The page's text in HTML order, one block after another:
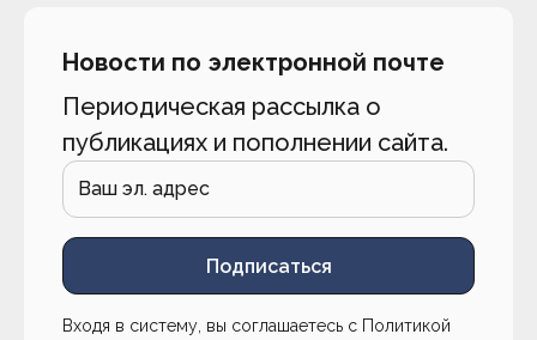
Новости по электронной почте
Периодическая рассылка о
публикациях и пополнении сайта.
Подписаться
Входя в систему, вы соглашаетесь с Политикой